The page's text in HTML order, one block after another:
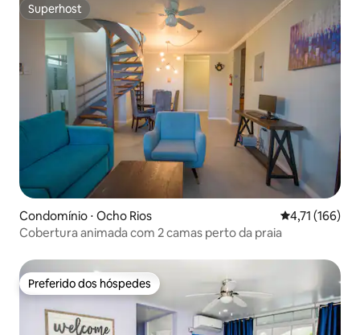
Superhost
Superhost
Condomínio ⋅ Ocho Rios 4,71 de uma
4,71 (166)
Cobertura animada com 2 camas perto da praia
Preferido dos hóspedes
Preferido dos hóspedes